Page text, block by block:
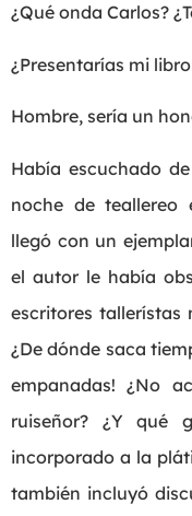
¿Qué onda Carlos?
¿Presentarías mi
Hombre, sería un
Había escuchado
noche de teallereo
llegó con un
el autor le había
escritores tallerístas
¿De dónde saca
empanadas! ¿No
ruiseñor? ¿Y qué
incorporado a la
también incluyó